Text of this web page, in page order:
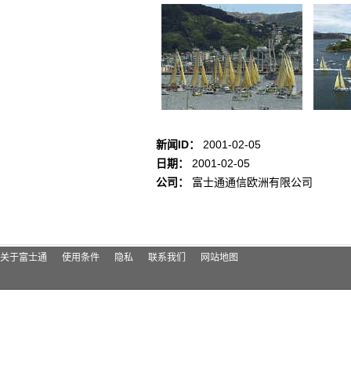
新闻ID：
2001-02-05
日期：
2001-02-05
公司：
富士通通信欧洲有限公司
关于富士通 使用条件 隐私 联系我们 网站地图